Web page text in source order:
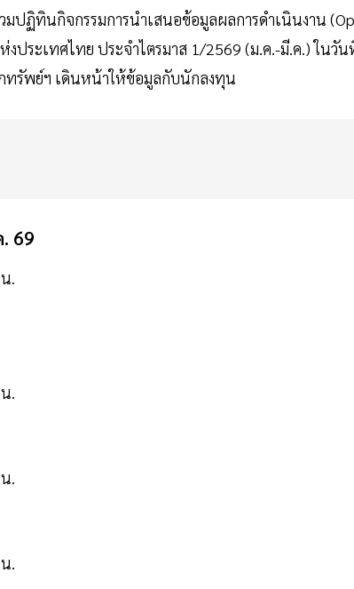
มปฏิทินกิจกรรมการนำเสนอข้อมูลผลการดำเนินงาน
ประเทศไทย ประจำไตรมาส 1/2569 (ม.ค.-มี.ค.) ในวั
ทรัพย์ฯ เดินหน้าให้ข้อมูลกับนักลงทุน
69
.
.
.
.